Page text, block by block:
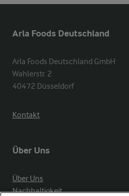
Arla Foods Deutschland
Arla Foods Deutschland GmbH
Wahlerstr. 2
40472 Düsseldorf
Kontakt
Über Uns
Über Uns
Nachhaltigkeit